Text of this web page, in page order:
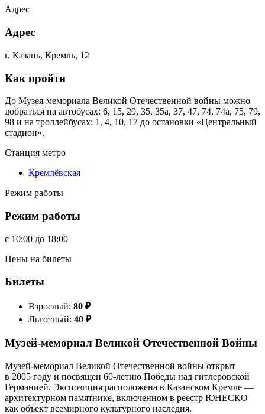
Адрес
Адрес
г. Казань, Кремль, 12
Как пройти
До Музея-мемориала Великой Отечественной войны можно
добраться на автобусах: 6, 15, 29, 35, 35а, 37, 47, 74, 74а, 75, 79,
98 и на троллейбусах: 1, 4, 10, 17 до остановки «Центральный
стадион».
Станция метро
Кремлёвская
Режим работы
Режим работы
c 10:00 до 18:00
Цены на билеты
Билеты
Взрослый: 80 ₽
Льготный: 40 ₽
Музей-мемориал Великой Отечественной Войны
Музей-мемориал Великой Отечественной войны открыт
в 2005 году и посвящен 60-летию Победы над гитлеровской
Германией. Экспозиция расположена в Казанском Кремле —
архитектурном памятнике, включенном в реестр ЮНЕСКО
как объект всемирного культурного наследия.